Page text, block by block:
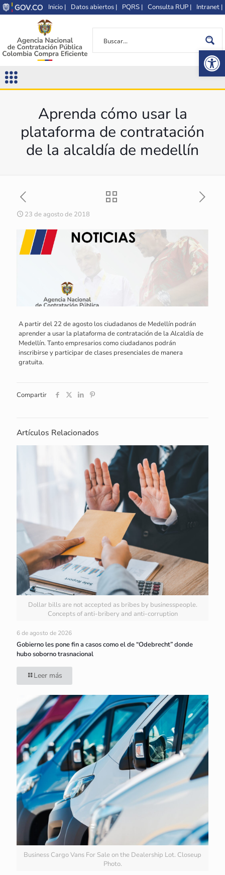
Inicio | Datos abiertos | PQRS | Consulta RUP | Intranet |
Aprenda cómo usar la
plataforma de contratación
de la alcaldía de medellín
23 de agosto de 2018
A partir del 22 de agosto los ciudadanos de Medellín podrán
aprender a usar la plataforma de contratación de la Alcaldía de
Medellín. Tanto empresarios como ciudadanos podrán
inscribirse y participar de clases presenciales de manera
gratuita.
Compartir
Artículos Relacionados
Dollar bills are not accepted as bribes by businesspeople.
Concepts of anti-bribery and anti-corruption
6 de agosto de 2026
Gobierno les pone fin a casos como el de “Odebrecht” donde
hubo soborno trasnacional
Leer más
Business Cargo Vans For Sale on the Dealership Lot. Closeup
Photo.